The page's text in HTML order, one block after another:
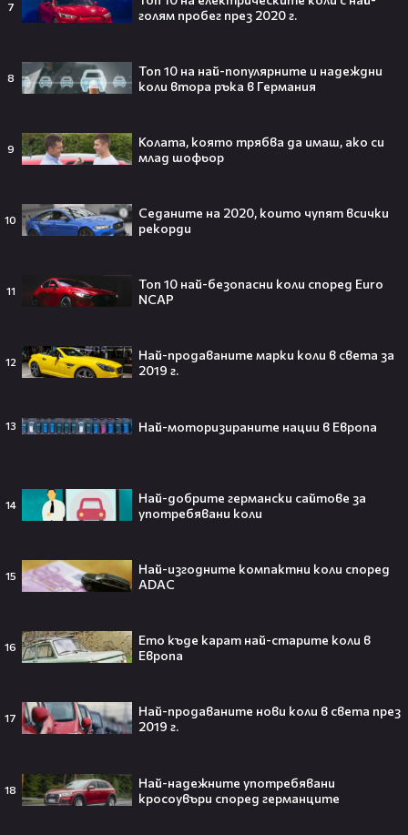
7
голям пробег през 2020 г.
8
Топ 10 на най-популярните и надеждни
коли втора ръка в Германия
9
Колата, която трябва да имаш, ако си
млад шофьор
10
Седаните на 2020, които чупят всички
рекорди
11
Топ 10 най-безопасни коли според Euro
NCAP
12
Най-продаваните марки коли в света за
2019 г.
13 Най-моторизираните нации в Европа
14
Най-добрите германски сайтове за
употребявани коли
15
Най-изгодните компактни коли според
ADAC
16
Ето къде карат най-старите коли в
Европа
17
Най-продаваните нови коли в света през
2019 г.
18
Най-надежните употребявани
кросоувъри според германците
Престъпление 101 - видео зад кадър
"Коли и каскади"
милион долара с тотален гейминг
трол😯💥
официално е собственост на
Саудитска Арабия💰
никога няма да се случи.😯💥
„Спайдър-мен: Нов ден“ буквално
След Брадли Купър, Ирина Шейк